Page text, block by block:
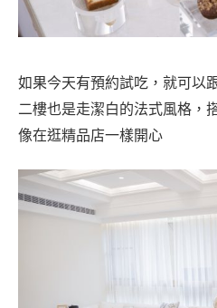
如果今天有預約試吃，就可以
二樓也是走潔白的法式風格，
像在逛精品店一樣開心